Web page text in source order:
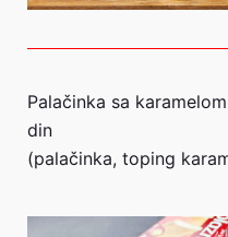
Palačinka sa
din
(palačinka, toping